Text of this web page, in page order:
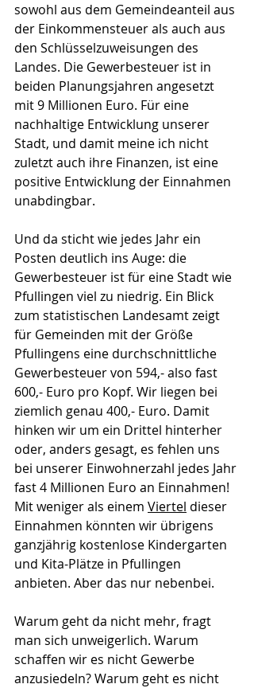
sowohl aus dem Gemeindeanteil aus
der Einkommensteuer als auch aus
den Schlüsselzuweisungen des
Landes. Die Gewerbesteuer ist in
beiden Planungsjahren angesetzt
mit 9 Millionen Euro. Für eine
nachhaltige Entwicklung unserer
Stadt, und damit meine ich nicht
zuletzt auch ihre Finanzen, ist eine
positive Entwicklung der Einnahmen
unabdingbar.
Und da sticht wie jedes Jahr ein
Posten deutlich ins Auge: die
Gewerbesteuer ist für eine Stadt wie
Pfullingen viel zu niedrig. Ein Blick
zum statistischen Landesamt zeigt
für Gemeinden mit der Größe
Pfullingens eine durchschnittliche
Gewerbesteuer von 594,- also fast
600,- Euro pro Kopf. Wir liegen bei
ziemlich genau 400,- Euro. Damit
hinken wir um ein Drittel hinterher
oder, anders gesagt, es fehlen uns
bei unserer Einwohnerzahl jedes Jahr
fast 4 Millionen Euro an Einnahmen!
Mit weniger als einem Viertel dieser
Einnahmen könnten wir übrigens
ganzjährig kostenlose Kindergarten
und Kita-Plätze in Pfullingen
anbieten. Aber das nur nebenbei.
Warum geht da nicht mehr, fragt
man sich unweigerlich. Warum
schaffen wir es nicht Gewerbe
anzusiedeln? Warum geht es nicht